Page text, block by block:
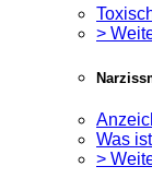
>
Was
>